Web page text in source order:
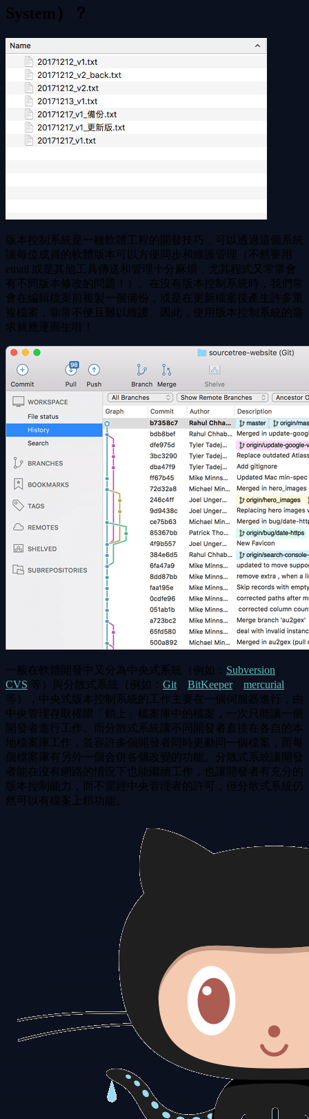
System）？
版本控制系統是一種軟體工程的開發技巧，可以透過這個系統
讓每位成員的軟體版本可以方便同步和維護管理（不然要用
email 或是其他工具傳送和管理十分麻煩，尤其程式又常常會
有不同版本修改的問題！）。在沒有版本控制系統時，我們常
會在編輯檔案前複製一個備份，或是在更新檔案後產生許多重
複檔案，非常不便且難以維護。因此，使用版本控制系統的需
求就應運而生啦！
一般在軟體開發中又分為中央式系統（例如： Subversion
CVS 等）與分散式系統（例如： Git BitKeeper、 mercurial
等），中央式版本控制系統的工作主要在一個伺服器進行，由
中央管理存取權限「鎖上」檔案庫中的檔案，一次只能讓一個
開發者進行工作。而分散式系統讓不同開發者直接在各自的本
地檔案庫工作，並容許多個開發者同時更動同一個檔案，而每
個檔案庫有另外一個合併各個改變的功能。分散式系統讓開發
者能在沒有網路的情況下也能繼續工作，也讓開發者有充分的
版本控制能力，而不需經中央管理者的許可，但分散式系統仍
然可以有檔案上鎖功能。